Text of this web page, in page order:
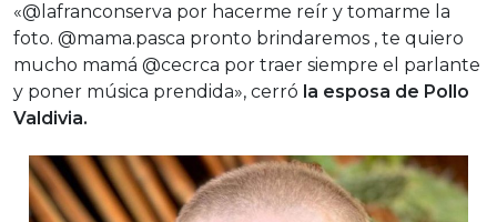
«@lafranconserva por hacerme reír y tomarme la
foto. @mama.pasca pronto brindaremos , te quiero
mucho mamá @cecrca por traer siempre el parlante
y poner música prendida», cerró la esposa de Pollo
Valdivia.